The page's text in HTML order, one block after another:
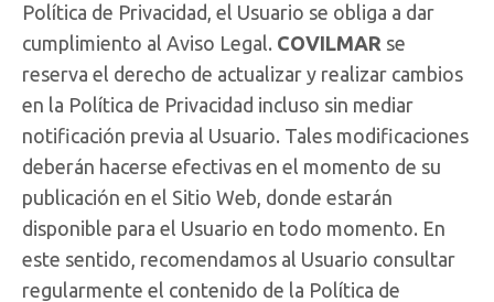
Política de Privacidad, el Usuario se obliga a dar
cumplimiento al Aviso Legal. COVILMAR se
reserva el derecho de actualizar y realizar cambios
en la Política de Privacidad incluso sin mediar
notificación previa al Usuario. Tales modificaciones
deberán hacerse efectivas en el momento de su
publicación en el Sitio Web, donde estarán
disponible para el Usuario en todo momento. En
este sentido, recomendamos al Usuario consultar
regularmente el contenido de la Política de